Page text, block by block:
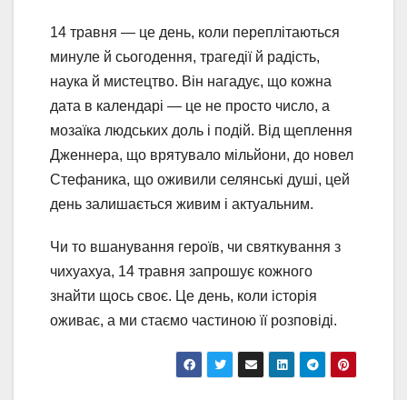
14 травня — це день, коли переплітаються
минуле й сьогодення, трагедії й радість,
наука й мистецтво. Він нагадує, що кожна
дата в календарі — це не просто число, а
мозаїка людських доль і подій. Від щеплення
Дженнера, що врятувало мільйони, до новел
Стефаника, що оживили селянські душі, цей
день залишається живим і актуальним.
Чи то вшанування героїв, чи святкування з
чихуахуа, 14 травня запрошує кожного
знайти щось своє. Це день, коли історія
оживає, а ми стаємо частиною її розповіді.